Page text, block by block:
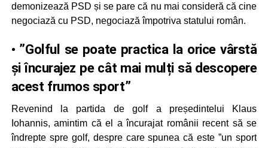
demonizează PSD și se pare că nu mai consideră că cine
negociază cu PSD, negociază împotriva statului român.
• ”Golful se poate practica la orice vârstă
și încurajez pe cât mai mulți să descopere
acest frumos sport”
Revenind la partida de golf a președintelui Klaus
Iohannis, amintim că el a încurajat românii recent să se
îndrepte spre golf, despre care spunea că este ”un sport